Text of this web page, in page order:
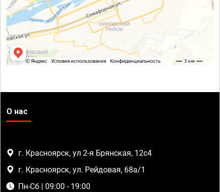
О нас
г. Красноярск, ул 2-я Брянская, 12с4
г. Красноярск, ул. Рейдовая, 68а/1
Пн-Сб | 09:00 - 19:00